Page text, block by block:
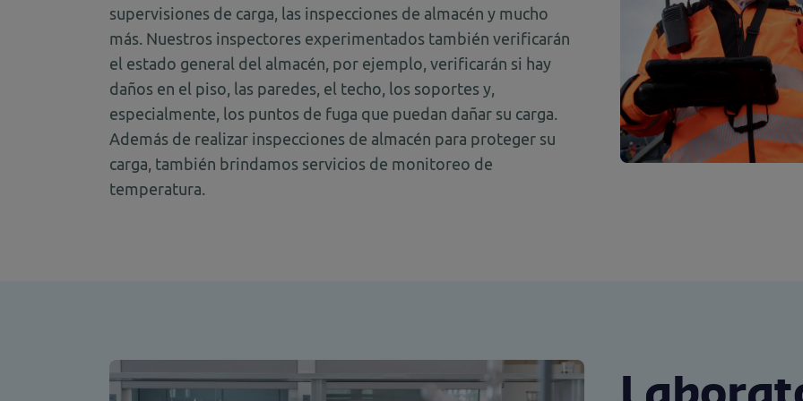
supervisiones de carga, las inspecciones de almacén y mucho
más. Nuestros inspectores experimentados también verificarán
el estado general del almacén, por ejemplo, verificarán si hay
daños en el piso, las paredes, el techo, los soportes y,
especialmente, los puntos de fuga que puedan dañar su carga.
Además de realizar inspecciones de almacén para proteger su
carga, también brindamos servicios de monitoreo de
temperatura.